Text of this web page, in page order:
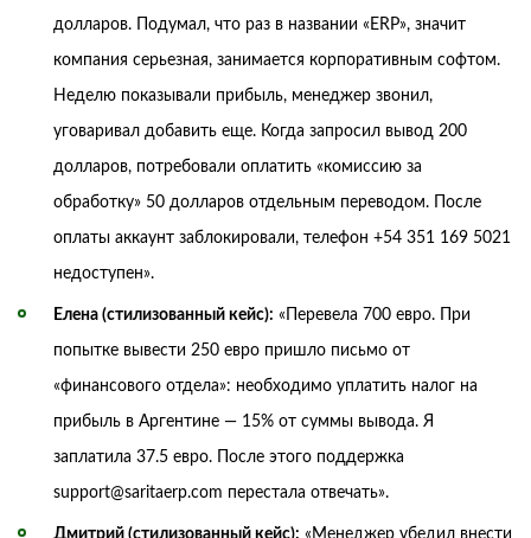
долларов. Подумал, что раз в названии «ERP», значит
компания серьезная, занимается корпоративным софтом.
Неделю показывали прибыль, менеджер звонил,
уговаривал добавить еще. Когда запросил вывод 200
долларов, потребовали оплатить «комиссию за
обработку» 50 долларов отдельным переводом. После
оплаты аккаунт заблокировали, телефон +54 351 169 5021
недоступен».
Елена (стилизованный кейс): «Перевела 700 евро. При
попытке вывести 250 евро пришло письмо от
«финансового отдела»: необходимо уплатить налог на
прибыль в Аргентине — 15% от суммы вывода. Я
заплатила 37.5 евро. После этого поддержка
support@saritaerp.com перестала отвечать».
Дмитрий (стилизованный кейс): «Менеджер убедил внести